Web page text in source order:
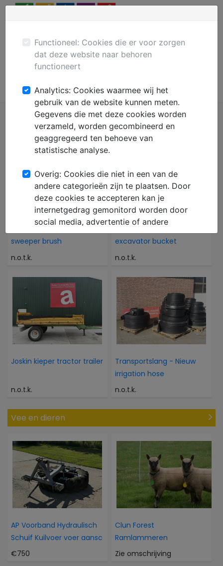
Plaats gratis advertentie
Mechanisatie
Onkruidborstel - Nieuw
sweeper brush
n.o.t.k.
excavator bucket
n.o.t.k.
Joskin kieper tractor trailer
n.o.t.k.
Transportslang - Nieuw
irrigation hose
n.o.t.k.
Vee en dieren
AP Voorband Hydraulisch
Schuif Kuilvoer voer aansc
€750
Clun Forest
Ramlammeren
Zie omschrijving